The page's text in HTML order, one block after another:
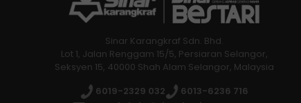
Sinar Karangkraf Sdn. Bhd.
Lot 1, Jalan Renggam 15/5, Persiaran Selangor,
Seksyen 15, 40000 Shah Alam Selangor, Malaysia
6019-2329 032
6013-6236 716